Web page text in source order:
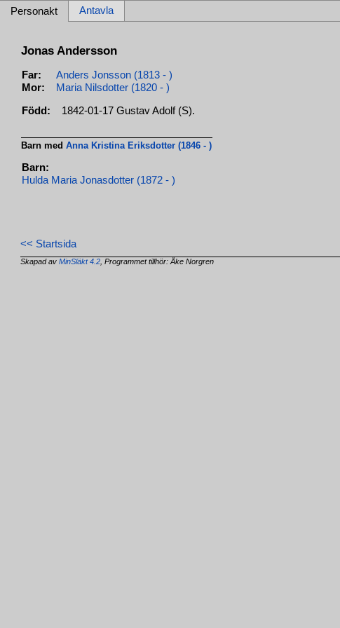
Personakt Antavla
Jonas Andersson
Far:
Anders Jonsson (1813 - )
Mor:
Maria Nilsdotter (1820 - )
Född: 1842-01-17 Gustav Adolf (S).
Barn medAnna Kristina Eriksdotter (1846 - )
Barn:
Hulda Maria Jonasdotter (1872 - )
<< Startsida
Skapad avMinSläkt 4.2 , Programmet tillhör: Åke Norgren